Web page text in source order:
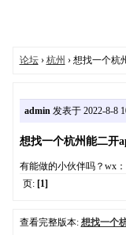
论坛› 杭州 › 想找一个杭
admin发表于 2022-8-8
想找一个杭州能二开
有能做的小伙伴吗？wx：
页: [1]
查看完整版本: 想找一个